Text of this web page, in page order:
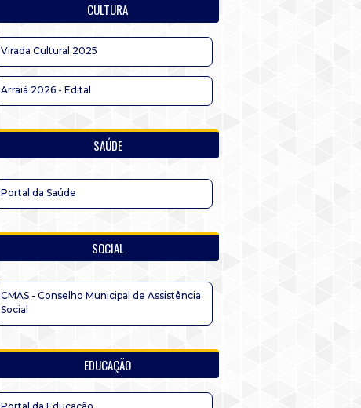
CULTURA
Virada Cultural 2025
Arraiá 2026 - Edital
SAÚDE
Portal da Saúde
SOCIAL
CMAS - Conselho Municipal de Assistência
Social
EDUCAÇÃO